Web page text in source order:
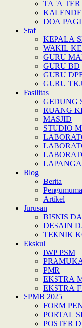
TATA
DOA
Staf
KEPALA
WAKIL
GURU
GURU BD
GURU
GURU TKJ
Fasilitas
GEDUNG
RUANG
MASJID
STUDIO
Blog
Berita
Artikel
Jurusan
BISNIS
DESAIN
TEKNIK
Ekskul
IWP PSM
PRAMUKA
PMR
EKSTRA
EKSTRA
SPMB 2025
FORM
PORTAL
POSTER